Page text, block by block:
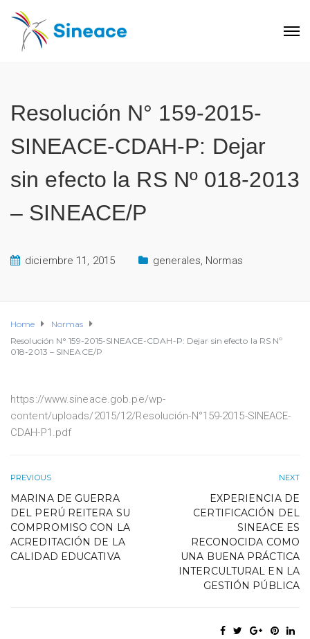
Resolución N° 159-2015-
SINEACE-CDAH-P: Dejar
sin efecto la RS Nº 018-2013
– SINEACE/P
diciembre 11, 2015 generales, Normas
Home
Normas
Resolución N° 159-2015-SINEACE-CDAH-P: Dejar sin efecto la RS Nº
018-2013 – SINEACE/P
https://www.sineace.gob.pe/wp-
content/uploads/2015/12/Resolución-N°159-2015-SINEACE-
CDAH-P1.pdf
PREVIOUS
MARINA DE GUERRA
DEL PERÚ REITERA SU
COMPROMISO CON LA
ACREDITACIÓN DE LA
CALIDAD EDUCATIVA
NEXT
EXPERIENCIA DE
CERTIFICACIÓN DEL
SINEACE ES
RECONOCIDA COMO
UNA BUENA PRÁCTICA
INTERCULTURAL EN LA
GESTIÓN PÚBLICA